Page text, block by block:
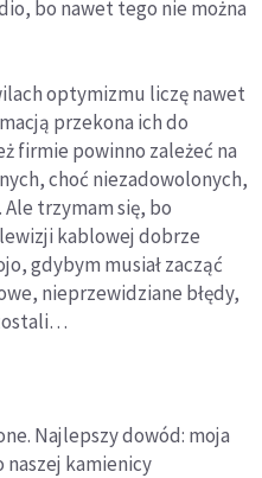
bo nawet tego nie można
optymizmu liczę nawet
przekona ich do
firmie powinno zależeć na
choć niezadowolonych,
Ale trzymam się, bo
kablowej dobrze
gdybym musiał zacząć
nieprzewidziane błędy,
Najlepszy dowód: moja
naszej kamienicy